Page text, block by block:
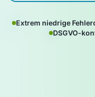
Extrem niedrige
DSGVO-